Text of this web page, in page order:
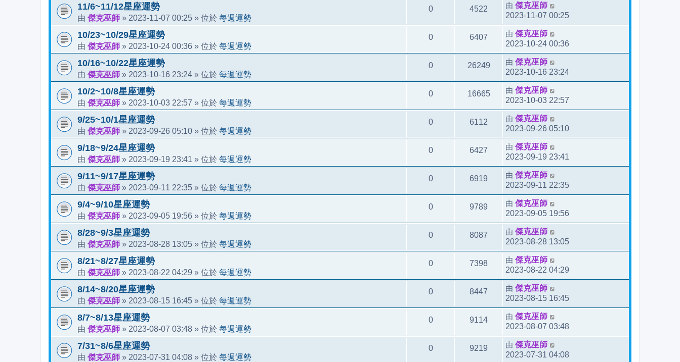
11/6~11/12星座運勢
由 傑克巫師 » 2023-11-07 00:25 » 位於 每週運勢
0 4522 由 傑克巫師
2023-11-07 00:25
10/23~10/29星座運勢
由 傑克巫師 » 2023-10-24 00:36 » 位於 每週運勢
0 6407 由 傑克巫師
2023-10-24 00:36
10/16~10/22星座運勢
由 傑克巫師 » 2023-10-16 23:24 » 位於 每週運勢
0 26249 由 傑克巫師
2023-10-16 23:24
10/2~10/8星座運勢
由 傑克巫師 » 2023-10-03 22:57 » 位於 每週運勢
0 16665 由 傑克巫師
2023-10-03 22:57
9/25~10/1星座運勢
由 傑克巫師 » 2023-09-26 05:10 » 位於 每週運勢
0 6112 由 傑克巫師
2023-09-26 05:10
9/18~9/24星座運勢
由 傑克巫師 » 2023-09-19 23:41 » 位於 每週運勢
0 6427 由 傑克巫師
2023-09-19 23:41
9/11~9/17星座運勢
由 傑克巫師 » 2023-09-11 22:35 » 位於 每週運勢
0 6919 由 傑克巫師
2023-09-11 22:35
9/4~9/10星座運勢
由 傑克巫師 » 2023-09-05 19:56 » 位於 每週運勢
0 9789 由 傑克巫師
2023-09-05 19:56
8/28~9/3星座運勢
由 傑克巫師 » 2023-08-28 13:05 » 位於 每週運勢
0 8087 由 傑克巫師
2023-08-28 13:05
8/21~8/27星座運勢
由 傑克巫師 » 2023-08-22 04:29 » 位於 每週運勢
0 7398 由 傑克巫師
2023-08-22 04:29
8/14~8/20星座運勢
由 傑克巫師 » 2023-08-15 16:45 » 位於 每週運勢
0 8447 由 傑克巫師
2023-08-15 16:45
8/7~8/13星座運勢
由 傑克巫師 » 2023-08-07 03:48 » 位於 每週運勢
0 9114 由 傑克巫師
2023-08-07 03:48
7/31~8/6星座運勢
由 傑克巫師 » 2023-07-31 04:08 » 位於 每週運勢
0 9219 由 傑克巫師
2023-07-31 04:08